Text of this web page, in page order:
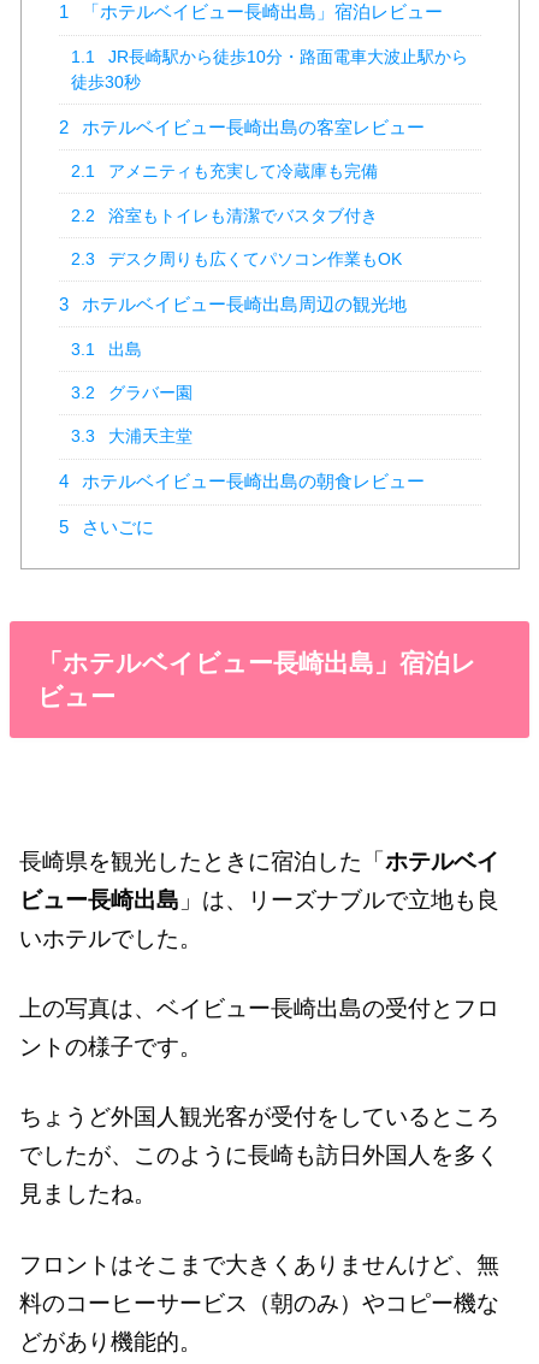
1 「ホテルベイビュー長崎出島」宿泊レビュー
1.1
JR長崎駅から徒歩10分・路面電車大波止駅から
徒歩30秒
2 ホテルベイビュー長崎出島の客室レビュー
2.1 アメニティも充実して冷蔵庫も完備
2.2 浴室もトイレも清潔でバスタブ付き
2.3 デスク周りも広くてパソコン作業もOK
3 ホテルベイビュー長崎出島周辺の観光地
3.1 出島
3.2 グラバー園
3.3 大浦天主堂
4 ホテルベイビュー長崎出島の朝食レビュー
5 さいごに
「ホテルベイビュー長崎出島」宿泊レ
ビュー
長崎県を観光したときに宿泊した「ホテルベイ
ビュー長崎出島 」は、リーズナブルで立地も良
いホテルでした。
上の写真は、ベイビュー長崎出島の受付とフロ
ントの様子です。
ちょうど外国人観光客が受付をしているところ
でしたが、このように長崎も訪日外国人を多く
見ましたね。
フロントはそこまで大きくありませんけど、無
料のコーヒーサービス（朝のみ）やコピー機な
どがあり機能的。